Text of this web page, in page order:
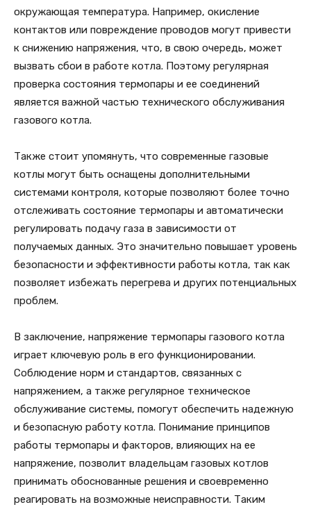
окружающая температура. Например, окисление
контактов или повреждение проводов могут привести
к снижению напряжения, что, в свою очередь, может
вызвать сбои в работе котла. Поэтому регулярная
проверка состояния термопары и ее соединений
является важной частью технического обслуживания
газового котла.
Также стоит упомянуть, что современные газовые
котлы могут быть оснащены дополнительными
системами контроля, которые позволяют более точно
отслеживать состояние термопары и автоматически
регулировать подачу газа в зависимости от
получаемых данных. Это значительно повышает уровень
безопасности и эффективности работы котла, так как
позволяет избежать перегрева и других потенциальных
проблем.
В заключение, напряжение термопары газового котла
играет ключевую роль в его функционировании.
Соблюдение норм и стандартов, связанных с
напряжением, а также регулярное техническое
обслуживание системы, помогут обеспечить надежную
и безопасную работу котла. Понимание принципов
работы термопары и факторов, влияющих на ее
напряжение, позволит владельцам газовых котлов
принимать обоснованные решения и своевременно
реагировать на возможные неисправности. Таким